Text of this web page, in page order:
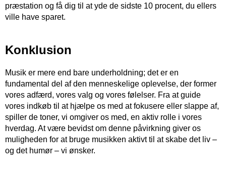
præstation og få dig til at yde de sidste 10 procent, du ellers
ville have sparet.
Konklusion
Musik er mere end bare underholdning; det er en
fundamental del af den menneskelige oplevelse, der former
vores adfærd, vores valg og vores følelser. Fra at guide
vores indkøb til at hjælpe os med at fokusere eller slappe af,
spiller de toner, vi omgiver os med, en aktiv rolle i vores
hverdag. At være bevidst om denne påvirkning giver os
muligheden for at bruge musikken aktivt til at skabe det liv –
og det humør – vi ønsker.